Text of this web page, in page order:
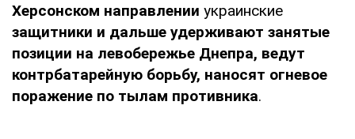
Херсонском направлении украинские
защитники и дальше удерживают занятые
позиции на левобережье Днепра, ведут
контрбатарейную борьбу, наносят огневое
поражение по тылам противника.